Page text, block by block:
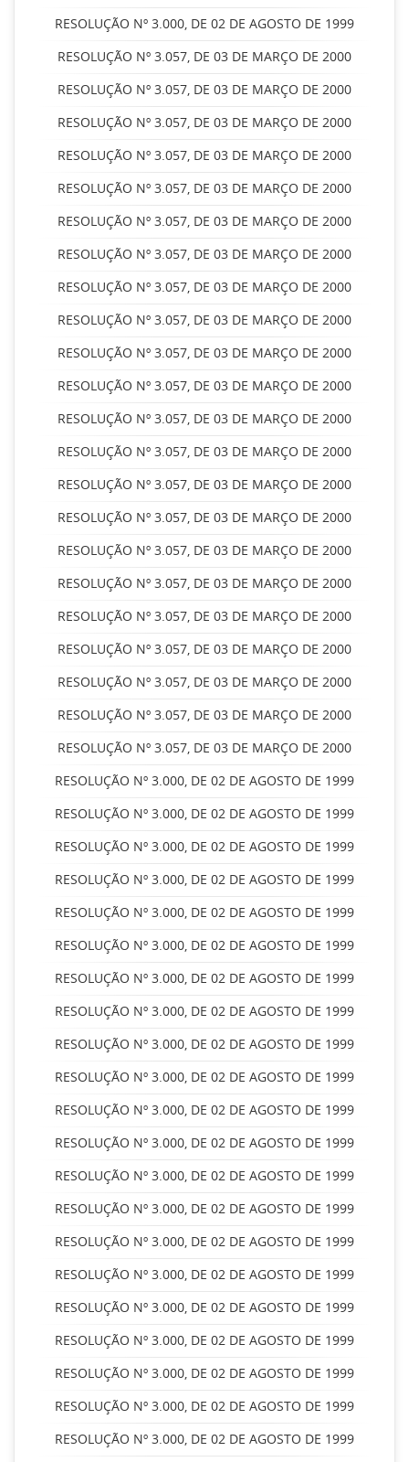
RESOLUÇÃO Nº 3.000, DE 02 DE AGOSTO DE 1999
RESOLUÇÃO Nº 3.057, DE 03 DE MARÇO DE 2000
RESOLUÇÃO Nº 3.057, DE 03 DE MARÇO DE 2000
RESOLUÇÃO Nº 3.057, DE 03 DE MARÇO DE 2000
RESOLUÇÃO Nº 3.057, DE 03 DE MARÇO DE 2000
RESOLUÇÃO Nº 3.057, DE 03 DE MARÇO DE 2000
RESOLUÇÃO Nº 3.057, DE 03 DE MARÇO DE 2000
RESOLUÇÃO Nº 3.057, DE 03 DE MARÇO DE 2000
RESOLUÇÃO Nº 3.057, DE 03 DE MARÇO DE 2000
RESOLUÇÃO Nº 3.057, DE 03 DE MARÇO DE 2000
RESOLUÇÃO Nº 3.057, DE 03 DE MARÇO DE 2000
RESOLUÇÃO Nº 3.057, DE 03 DE MARÇO DE 2000
RESOLUÇÃO Nº 3.057, DE 03 DE MARÇO DE 2000
RESOLUÇÃO Nº 3.057, DE 03 DE MARÇO DE 2000
RESOLUÇÃO Nº 3.057, DE 03 DE MARÇO DE 2000
RESOLUÇÃO Nº 3.057, DE 03 DE MARÇO DE 2000
RESOLUÇÃO Nº 3.057, DE 03 DE MARÇO DE 2000
RESOLUÇÃO Nº 3.057, DE 03 DE MARÇO DE 2000
RESOLUÇÃO Nº 3.057, DE 03 DE MARÇO DE 2000
RESOLUÇÃO Nº 3.057, DE 03 DE MARÇO DE 2000
RESOLUÇÃO Nº 3.057, DE 03 DE MARÇO DE 2000
RESOLUÇÃO Nº 3.057, DE 03 DE MARÇO DE 2000
RESOLUÇÃO Nº 3.057, DE 03 DE MARÇO DE 2000
RESOLUÇÃO Nº 3.000, DE 02 DE AGOSTO DE 1999
RESOLUÇÃO Nº 3.000, DE 02 DE AGOSTO DE 1999
RESOLUÇÃO Nº 3.000, DE 02 DE AGOSTO DE 1999
RESOLUÇÃO Nº 3.000, DE 02 DE AGOSTO DE 1999
RESOLUÇÃO Nº 3.000, DE 02 DE AGOSTO DE 1999
RESOLUÇÃO Nº 3.000, DE 02 DE AGOSTO DE 1999
RESOLUÇÃO Nº 3.000, DE 02 DE AGOSTO DE 1999
RESOLUÇÃO Nº 3.000, DE 02 DE AGOSTO DE 1999
RESOLUÇÃO Nº 3.000, DE 02 DE AGOSTO DE 1999
RESOLUÇÃO Nº 3.000, DE 02 DE AGOSTO DE 1999
RESOLUÇÃO Nº 3.000, DE 02 DE AGOSTO DE 1999
RESOLUÇÃO Nº 3.000, DE 02 DE AGOSTO DE 1999
RESOLUÇÃO Nº 3.000, DE 02 DE AGOSTO DE 1999
RESOLUÇÃO Nº 3.000, DE 02 DE AGOSTO DE 1999
RESOLUÇÃO Nº 3.000, DE 02 DE AGOSTO DE 1999
RESOLUÇÃO Nº 3.000, DE 02 DE AGOSTO DE 1999
RESOLUÇÃO Nº 3.000, DE 02 DE AGOSTO DE 1999
RESOLUÇÃO Nº 3.000, DE 02 DE AGOSTO DE 1999
RESOLUÇÃO Nº 3.000, DE 02 DE AGOSTO DE 1999
RESOLUÇÃO Nº 3.000, DE 02 DE AGOSTO DE 1999
RESOLUÇÃO Nº 3.000, DE 02 DE AGOSTO DE 1999